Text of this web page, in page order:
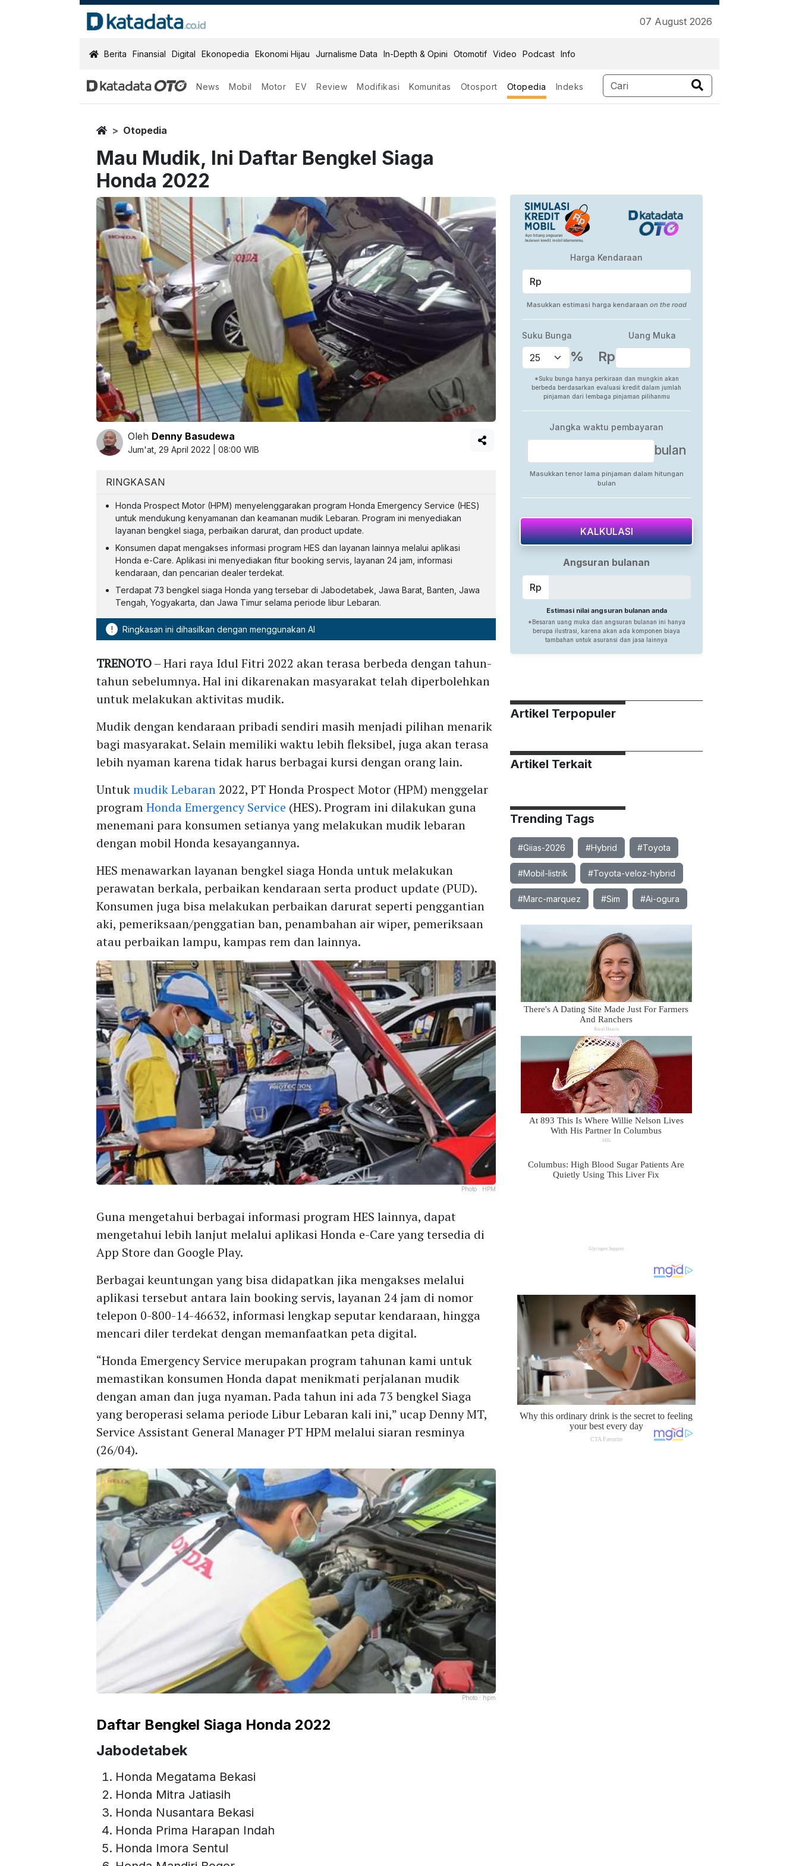
07 August 2026
KatadataOTO
Berita Finansial Digital Ekonopedia Ekonomi Hijau Jurnalisme Data In-Depth & Opini Otomotif Video Podcast Info
News Mobil Motor EV Review Modifikasi Komunitas Otosport Otopedia Indeks
HomeOtopedia
Mau Mudik, Ini Daftar Bengkel Siaga
Honda 2022
Oleh Denny Basudewa
Jum'at, 29 April 2022 | 08:00 WIB
RINGKASAN
Honda Prospect Motor (HPM) menyelenggarakan program Honda Emergency Service (HES)
untuk mendukung kenyamanan dan keamanan mudik Lebaran. Program ini menyediakan
layanan bengkel siaga, perbaikan darurat, dan product update.
Konsumen dapat mengakses informasi program HES dan layanan lainnya melalui aplikasi
Honda e-Care. Aplikasi ini menyediakan fitur booking servis, layanan 24 jam, informasi
kendaraan, dan pencarian dealer terdekat.
Terdapat 73 bengkel siaga Honda yang tersebar di Jabodetabek, Jawa Barat, Banten, Jawa
Tengah, Yogyakarta, dan Jawa Timur selama periode libur Lebaran.
! Ringkasan ini dihasilkan dengan menggunakan AI
TRENOTO– Hari raya Idul Fitri 2022 akan terasa berbeda dengan tahun-
tahun sebelumnya. Hal ini dikarenakan masyarakat telah diperbolehkan
untuk melakukan aktivitas mudik.
Mudik dengan kendaraan pribadi sendiri masih menjadi pilihan menarik
bagi masyarakat. Selain memiliki waktu lebih fleksibel, juga akan terasa
lebih nyaman karena tidak harus berbagai kursi dengan orang lain.
Untukmudik Lebaran 2022, PT Honda Prospect Motor (HPM) menggelar
programHonda Emergency Service (HES). Program ini dilakukan guna
menemani para konsumen setianya yang melakukan mudik lebaran
dengan mobil Honda kesayangannya.
HES menawarkan layanan bengkel siaga Honda untuk melakukan
perawatan berkala, perbaikan kendaraan serta product update (PUD).
Konsumen juga bisa melakukan perbaikan darurat seperti penggantian
aki, pemeriksaan/penggatian ban, penambahan air wiper, pemeriksaan
atau perbaikan lampu, kampas rem dan lainnya.
Photo : HPM
Guna mengetahui berbagai informasi program HES lainnya, dapat
mengetahui lebih lanjut melalui aplikasi Honda e-Care yang tersedia di
App Store dan Google Play.
Berbagai keuntungan yang bisa didapatkan jika mengakses melalui
aplikasi tersebut antara lain booking servis, layanan 24 jam di nomor
telepon 0-800-14-46632, informasi lengkap seputar kendaraan, hingga
mencari diler terdekat dengan memanfaatkan peta digital.
“Honda Emergency Service merupakan program tahunan kami untuk
memastikan konsumen Honda dapat menikmati perjalanan mudik
dengan aman dan juga nyaman. Pada tahun ini ada 73 bengkel Siaga
yang beroperasi selama periode Libur Lebaran kali ini,” ucap Denny MT,
Service Assistant General Manager PT HPM melalui siaran resminya
(26/04).
Photo : hpm
Daftar Bengkel Siaga Honda 2022
Jabodetabek
Honda Megatama Bekasi
Honda Mitra Jatiasih
Honda Nusantara Bekasi
Honda Prima Harapan Indah
Honda Imora Sentul
Artikel Terpopuler
Artikel Terkait
Trending Tags
#Giias-2026 #Hybrid #Toyota
#Mobil-listrik #Toyota-veloz-hybrid
#Marc-marquez #Sim #Ai-ogura